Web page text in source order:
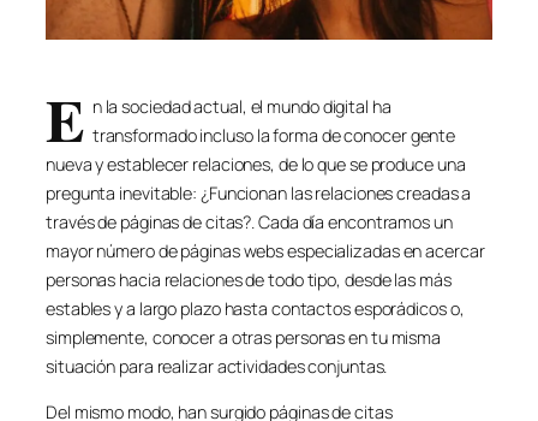
E n la sociedad actual, el mundo digital ha
transformado incluso la forma de conocer gente
nueva y establecer relaciones, de lo que se produce una
pregunta inevitable: ¿Funcionan las relaciones creadas a
través de páginas de citas?. Cada día encontramos un
mayor número de páginas webs especializadas en acercar
personas hacia relaciones de todo tipo, desde las más
estables y a largo plazo hasta contactos esporádicos o,
simplemente, conocer a otras personas en tu misma
situación para realizar actividades conjuntas.
Del mismo modo, han surgido páginas de citas